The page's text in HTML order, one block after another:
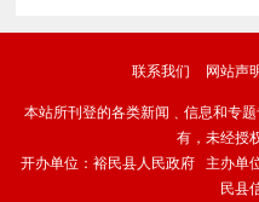
联系我们 网站声
本站所刊登的各类新闻﹑信息和专
有，未经授
开办单位：裕民县人民政府 主办单
民县